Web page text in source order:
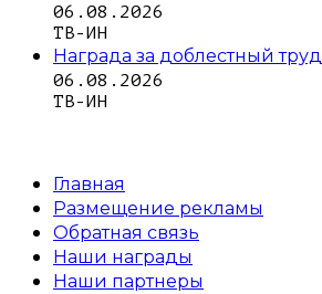
06.08.2026
ТВ-ИН
Награда за доблестный труд
06.08.2026
ТВ-ИН
Главная
Размещение рекламы
Обратная связь
Наши награды
Наши партнеры